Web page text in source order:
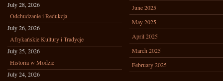
July 28, 2026
Odchudzanie i Redukcja
July 26, 2026
Afrykańskie Kultury i Tradycje
July 25, 2026
Historia w Modzie
July 24, 2026
June 2025
May 2025
April 2025
March 2025
February 2025